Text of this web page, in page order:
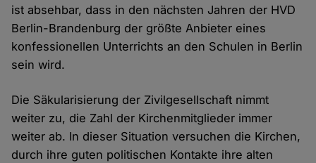
ist absehbar, dass in den nächsten Jahren der HVD
Berlin-Brandenburg der größte Anbieter eines
konfessionellen Unterrichts an den Schulen in Berlin
sein wird.
Die Säkularisierung der Zivilgesellschaft nimmt
weiter zu, die Zahl der Kirchenmitglieder immer
weiter ab. In dieser Situation versuchen die Kirchen,
durch ihre guten politischen Kontakte ihre alten